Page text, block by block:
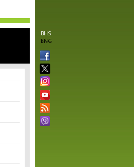
BHS
ENG